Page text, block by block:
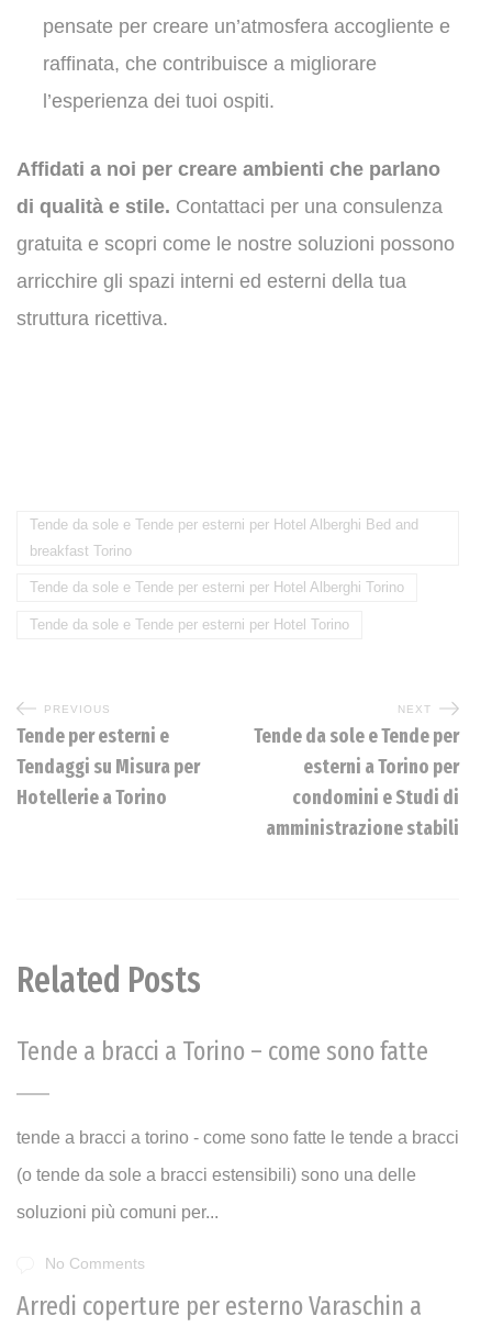
pensate per creare un’atmosfera accogliente e
raffinata, che contribuisce a migliorare
l’esperienza dei tuoi ospiti.
Affidati a noi per creare ambienti che parlano
di qualità e stile. Contattaci per una consulenza
gratuita e scopri come le nostre soluzioni possono
arricchire gli spazi interni ed esterni della tua
struttura ricettiva.
Tende da sole e Tende per esterni per Hotel Alberghi Bed and
breakfast Torino
Tende da sole e Tende per esterni per Hotel Alberghi Torino
Tende da sole e Tende per esterni per Hotel Torino
PREVIOUS
Tende per esterni e
Tendaggi su Misura per
Hotellerie a Torino
NEXT
Tende da sole e Tende per
esterni a Torino per
condomini e Studi di
amministrazione stabili
Related Posts
Tende a bracci a Torino – come sono fatte
tende a bracci a torino - come sono fatte le tende a bracci
(o tende da sole a bracci estensibili) sono una delle
soluzioni più comuni per...
No Comments
Arredi coperture per esterno Varaschin a